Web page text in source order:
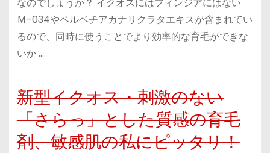
Ｍ-034やペルベチアカナリクラタエキスが含まれてい
るので、同時に使うことでより効率的な育毛ができな
いか …
新型イクオス・刺激のない
「さらっ」とした質感の育毛
剤、敏感肌の私にピッタリ！